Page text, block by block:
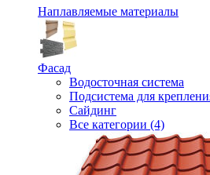
Наплавляемые материалы
Фасад
Водосточная система
Подсистема для
Сайдинг
Все категории (4)